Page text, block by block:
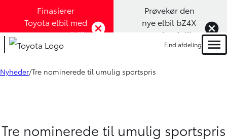
Finasierer
Toyota elbil med
1,99% rente (Klik
her)
Prøvekør den
nye elbil bZ4X
Touring (Klik
her)
Find afdeling
Nyheder Tre nominerede til umulig sportspris
Tre nominerede til umulig sportspris